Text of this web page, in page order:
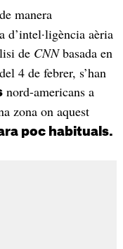
manera
aèria
de CNNbasada en
4 de febrer, s’han
nord-americans a
zona on aquest
poc habituals.